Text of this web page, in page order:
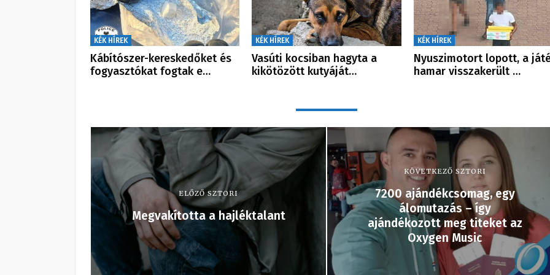
KÉK HÍREK
Kábítószer-kereskedőket és
fogyasztókat fogtak e…
KÉK HÍREK
Vasúti kocsiban hagyta a
kikötözött kutyáját…
KÉK HÍREK
Nyuszimotort lopott, a
hamar visszakerült …
ELŐZŐ SZTORI
Megvakította a hajléktalant
KÖVETKEZŐ SZTORI
7200 ajándékcsomag, egy
álomutazás – így
ajándékozott meg titeket az
Oxygen Music